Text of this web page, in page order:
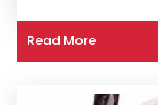
Read More